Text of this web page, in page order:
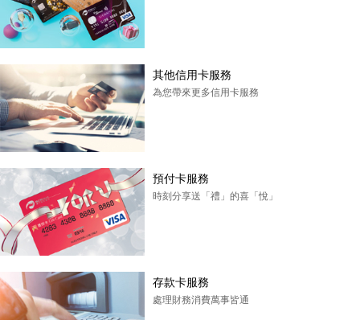
其他信用卡服務
為您帶來更多信用卡服務
預付卡服務
時刻分享送「禮」的喜「悅」
存款卡服務
處理財務消費萬事皆通